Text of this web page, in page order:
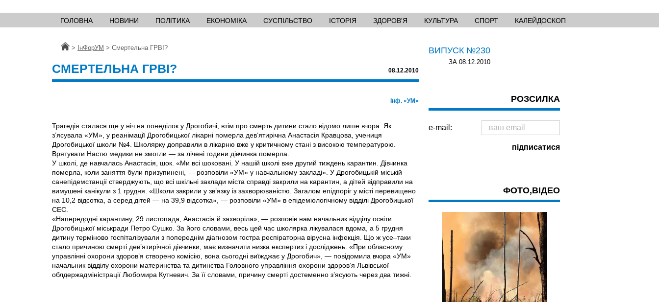
ГОЛОВНА НОВИНИ ПОЛІТИКА ЕКОНОМІКА СУСПІЛЬСТВО ІСТОРІЯ ЗДОРОВ'Я КУЛЬТУРА СПОРТ КАЛЕЙДОСКОП
Головна
> ІнФорУМ > Смертельна ГРВІ?
СМЕРТЕЛЬНА ГРВІ? 08.12.2010
Інф. «УМ»
Трагедія сталася ще у нiч на понеділок у Дрогобичі, втім про смерть дитини стало відомо лише вчора. Як
з’ясувала «УМ», у реанімації Дрогобицької лікарні померла дев’ятирічна Анастасія Кравцова, учениця
Дрогобицької школи №4. Школярку доправили в лікарню вже у критичному стані з високою температурою.
Врятувати Настю медики не змогли — за лічені години дівчинка померла.
У школі, де навчалась Анастасія, шок. «Ми всі шоковані. У нашій школі вже другий тиждень карантин. Дівчинка
померла, коли заняття були призупинені, — розповіли «УМ» у навчальному закладі». У Дрогобицькій міській
санепідемстанції стверджують, що всі шкільні заклади міста справді закрили на карантин, а дітей відправили на
вимушені канікули з 1 грудня. «Школи закрили у зв’язку із захворюваністю. Загалом епідпоріг у місті перевищено
на 10,2 відсотка, а серед дітей — на 39,9 відсотка», — розповіли «УМ» в епідеміологічному відділі Дрогобицької
СЕС.
«Напередодні карантину, 29 листопада, Анастасія й захворіла», — розповів нам начальник відділу освіти
Дрогобицької міськради Петро Сушко. За його словами, весь цей час школярка лікувалася вдома, а 5 грудня
дитину терміново госпіталізували з попереднім діагнозом гостра респіраторна вірусна інфекція. Що ж усе–таки
стало причиною смерті дев’ятирічної дівчинки, має визначити низка експертиз і досліджень. «При обласному
управлінні охорони здоров’я створено комісію, вона сьогодні виїжджає у Дрогобич», — повідомила вчора «УМ»
начальник відділу охорони материнства та дитинства Головного управління охорони здоров’я Львівської
облдержадміністрації Любомира Кутневич. За її словами, причину смерті достеменно з’ясують через два тижні.
ВИПУСК №230
ЗА 08.12.2010
РОЗСИЛКА
e-mail:
ФОТО,ВІДЕО